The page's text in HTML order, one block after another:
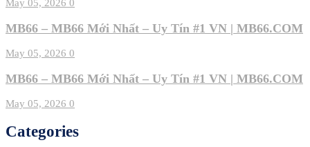
May 05, 2026 0
MB66 – MB66 Mới Nhất – Uy Tín #1 VN | MB66.COM
May 05, 2026 0
MB66 – MB66 Mới Nhất – Uy Tín #1 VN | MB66.COM
May 05, 2026 0
Categories